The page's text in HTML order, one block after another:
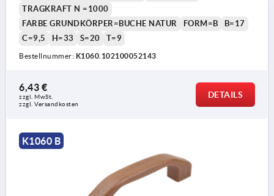
TRAGKRAFT N =1000
FARBE GRUNDKÖRPER=BUCHE NATUR
FORM=B
B=17
C=9,5
H=33 S=20 T=9
Bestellnummer: K1060.102100052143
6,43 €
zzgl. MwSt.
zzgl. Versandkosten
DETAILS
K1060 B